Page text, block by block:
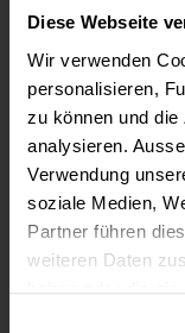
Diese Webseite
Wir verwenden
personalisieren,
zu können und
analysieren.
Verwendung
soziale Medien,
Partner führen
weiteren Daten
haben oder die